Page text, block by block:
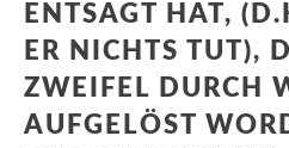
ENTSAGT HAT,
ER NICHTS TUT),
ZWEIFEL DURCH
AUFGELÖST